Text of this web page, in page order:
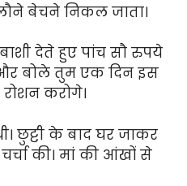
बेचने निकल जाता।
देते हुए पांच सौ रुपये
बोले तुम एक दिन इस
करोगे।
छुट्टी के बाद घर जाकर
की। मां की आंखों से